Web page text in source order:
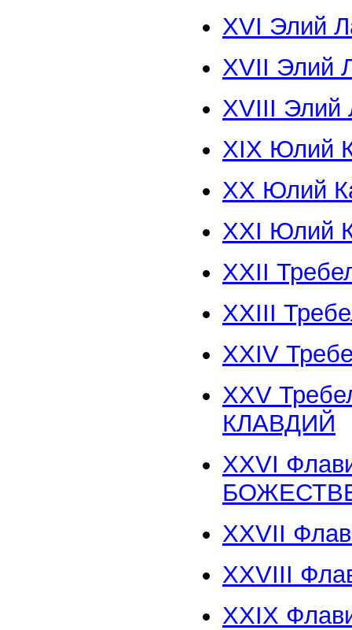
XVI Элий
XVII Элий
XVIII
XIX Юлий
XX Юлий
XXI Юлий
XXII
XXIII
XXIV
XXV
КЛАВДИЙ
XXVI
XXVII
XXVIII
XXIX